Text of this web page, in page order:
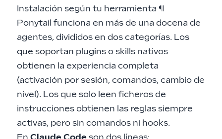
Instalación según tu herramienta ¶
Ponytail funciona en más de una docena de
agentes, divididos en dos categorías. Los
que soportan plugins o skills nativos
obtienen la experiencia completa
(activación por sesión, comandos, cambio de
nivel). Los que solo leen ficheros de
instrucciones obtienen las reglas siempre
activas, pero sin comandos ni hooks.